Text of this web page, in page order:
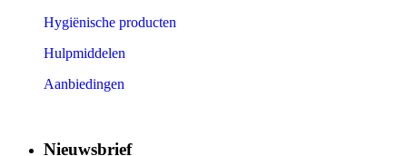
Hygiënische producten
Hulpmiddelen
Aanbiedingen
Nieuwsbrief